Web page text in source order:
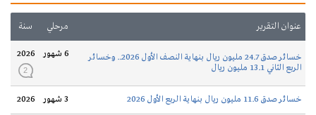
عنوان التقرير مرحلي سنة
خسائر صدق 24.7 مليون ريال بنهاية النصف الأول 2026.. وخسائر
الربع الثاني 13.1 مليون ريال
6 شهور 2026
2
خسائر صدق 11.6 مليون ريال بنهاية الربع الأول 2026 3 شهور 2026